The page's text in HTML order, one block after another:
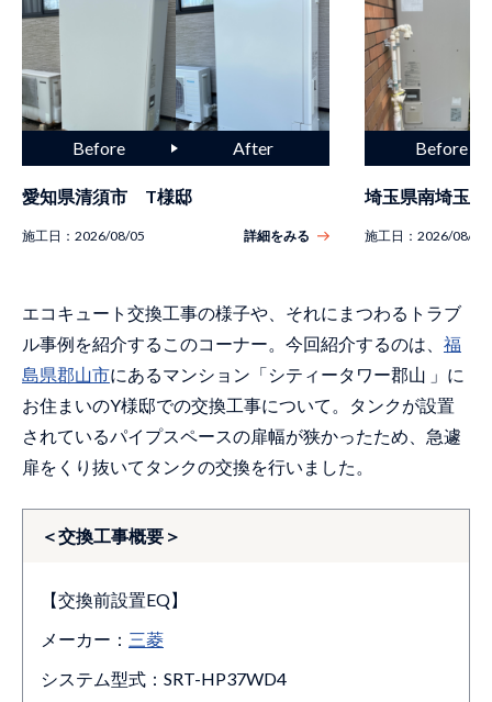
愛知県清須市 T様邸
施工日： 2026/08/05 詳細をみる
埼玉県南埼玉
施工日： 2026/08/04
エコキュート交換工事の様子や、それにまつわるトラブ
ル事例を紹介するこのコーナー。今回紹介するのは、 福
島県郡山市にあるマンション「シティータワー郡山 」に
お住まいのY様邸での交換工事について。タンクが設置
されているパイプスペースの扉幅が狭かったため、急遽
扉をくり抜いてタンクの交換を行いました。
＜交換工事概要＞
【交換前設置EQ】
メーカー： 三菱
システム型式：SRT-HP37WD4